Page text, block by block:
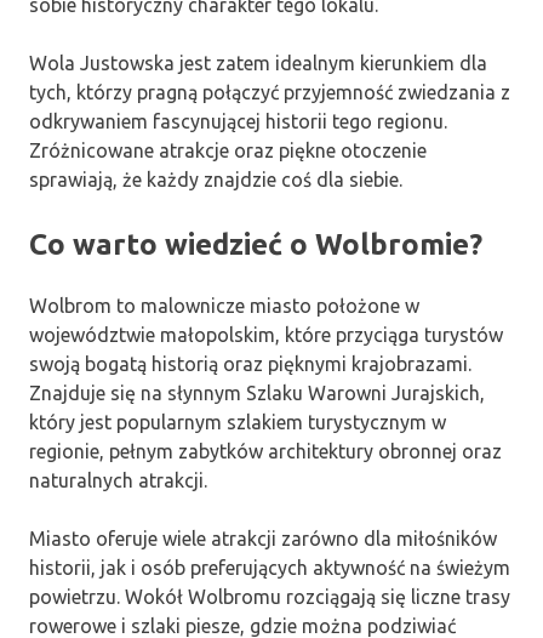
Wola Justowska jest zatem idealnym kierunkiem dla
tych, którzy pragną połączyć przyjemność zwiedzania z
odkrywaniem fascynującej historii tego regionu.
Zróżnicowane atrakcje oraz piękne otoczenie
sprawiają, że każdy znajdzie coś dla siebie.
Co warto wiedzieć o Wolbromie?
Wolbrom to malownicze miasto położone w
województwie małopolskim, które przyciąga turystów
swoją bogatą historią oraz pięknymi krajobrazami.
Znajduje się na słynnym Szlaku Warowni Jurajskich,
który jest popularnym szlakiem turystycznym w
regionie, pełnym zabytków architektury obronnej oraz
naturalnych atrakcji.
Miasto oferuje wiele atrakcji zarówno dla miłośników
historii, jak i osób preferujących aktywność na świeżym
powietrzu. Wokół Wolbromu rozciągają się liczne trasy
rowerowe i szlaki piesze, gdzie można podziwiać